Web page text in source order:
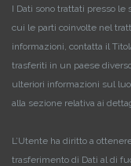
I Dati sono trattati presso
cui le parti coinvolte nel
informazioni, contatta il
trasferiti in un paese
ulteriori informazioni sul
alla sezione relativa ai
L’Utente ha diritto a
trasferimento di Dati al di